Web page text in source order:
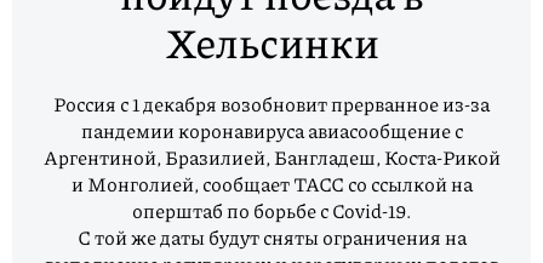
Хельсинки
Россия с 1 декабря возобновит прерванное из-за
пандемии коронавируса авиасообщение с
Аргентиной, Бразилией, Бангладеш, Коста-Рикой
и Монголией, сообщает ТАСС со ссылкой на
оперштаб по борьбе с Covid-19.
С той же даты будут сняты ограничения на